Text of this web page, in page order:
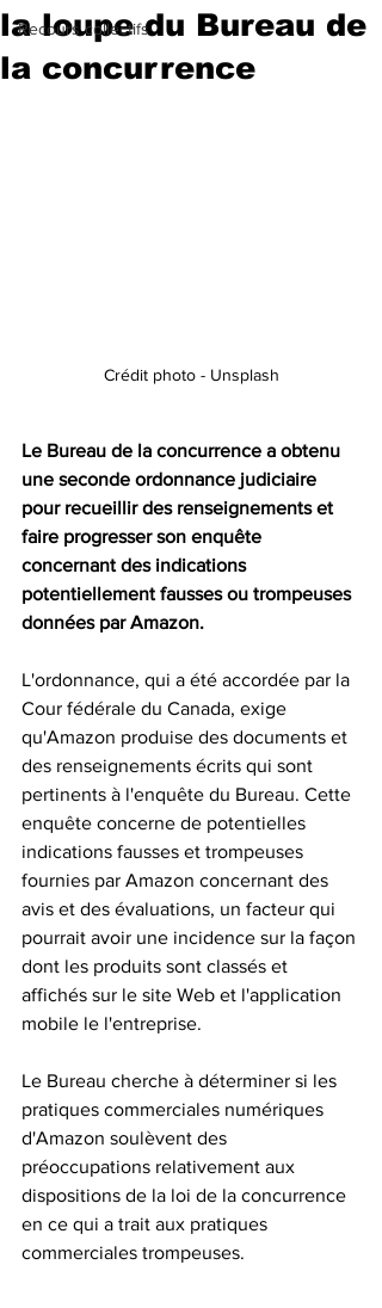
Recours collectifs
la loupe du Bureau de
la concurrence
Crédit photo - Unsplash
Le Bureau de la concurrence a obtenu
une seconde ordonnance judiciaire
pour recueillir des renseignements et
faire progresser son enquête
concernant des indications
potentiellement fausses ou trompeuses
données par Amazon.
L'ordonnance, qui a été accordée par la
Cour fédérale du Canada, exige
qu'Amazon produise des documents et
des renseignements écrits qui sont
pertinents à l'enquête du Bureau. Cette
enquête concerne de potentielles
indications fausses et trompeuses
fournies par Amazon concernant des
avis et des évaluations, un facteur qui
pourrait avoir une incidence sur la façon
dont les produits sont classés et
affichés sur le site Web et l'application
mobile le l'entreprise.
Le Bureau cherche à déterminer si les
pratiques commerciales numériques
d'Amazon soulèvent des
préoccupations relativement aux
dispositions de la loi de la concurrence
en ce qui a trait aux pratiques
commerciales trompeuses.